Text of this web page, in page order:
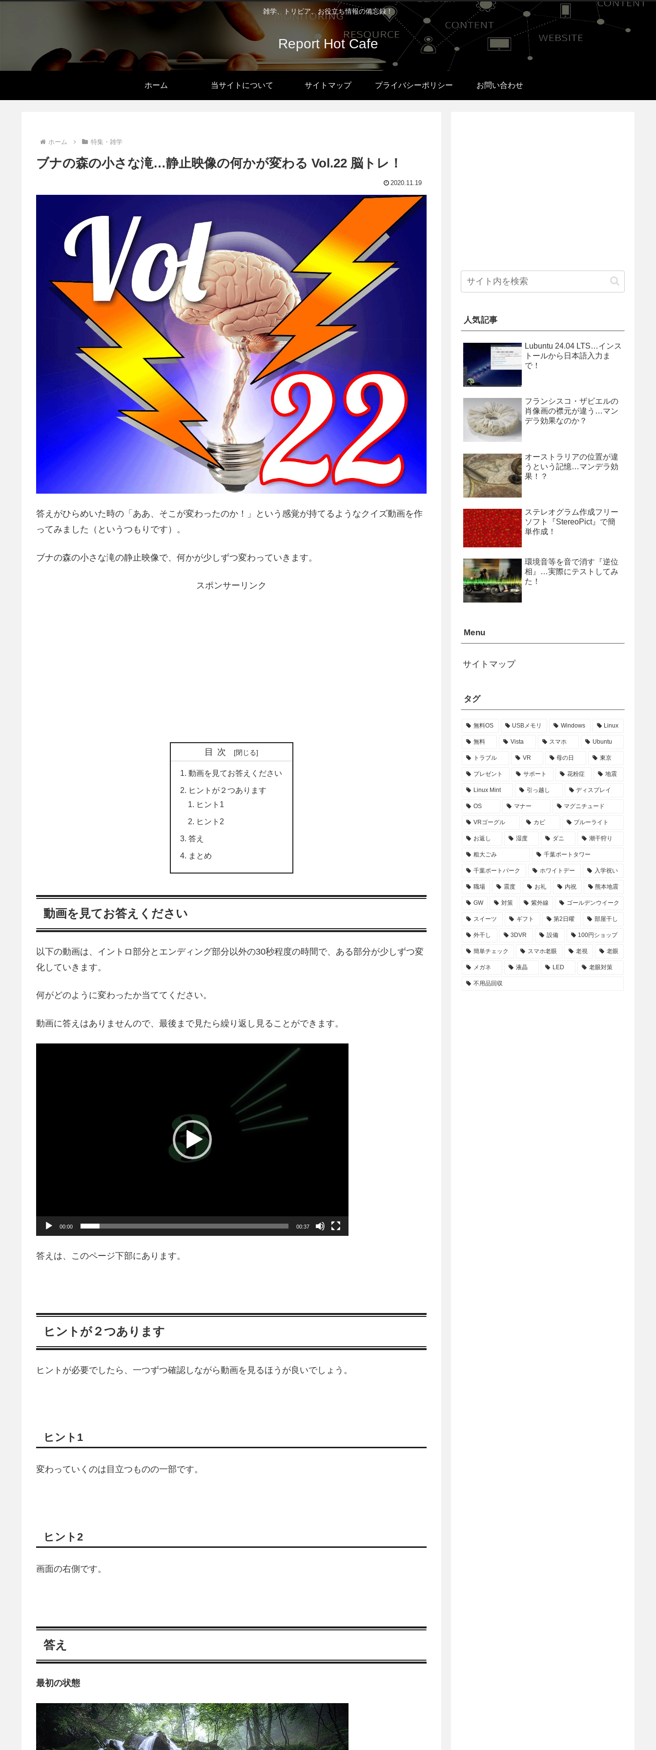
雑学、トリビア、お役立ち情報の備忘録！
Report Hot Cafe
ホーム 当サイトについて サイトマップ プライバシーポリシー お問い合わせ
ホーム 特集・雑学
ブナの森の小さな滝…静止映像の何かが変わる Vol.22 脳トレ！
2020.11.19
答えがひらめいた時の「ああ、そこが変わったのか！」という感覚が持てるようなクイズ動画を作
ってみました（というつもりです）。
ブナの森の小さな滝の静止映像で、何かが少しずつ変わっていきます。
スポンサーリンク
目次
動画を見てお答えください
ヒントが２つあります
ヒント1
ヒント2
答え
まとめ
動画を見てお答えください
以下の動画は、イントロ部分とエンディング部分以外の30秒程度の時間で、ある部分が少しずつ変
化していきます。
何がどのように変わったか当ててください。
動画に答えはありませんので、最後まで見たら繰り返し見ることができます。
00:00 00:37
答えは、このページ下部にあります。
ヒントが２つあります
ヒントが必要でしたら、一つずつ確認しながら動画を見るほうが良いでしょう。
ヒント1
変わっていくのは目立つものの一部です。
ヒント2
画面の右側です。
答え
最初の状態
人気記事
Lubuntu 24.04 LTS…インス
トールから日本語入力ま
で！
フランシスコ・ザビエルの
肖像画の襟元が違う…マン
デラ効果なのか？
オーストラリアの位置が違
うという記憶…マンデラ効
果！？
ステレオグラム作成フリー
ソフト『StereoPict』で簡
単作成！
環境音等を音で消す『逆位
相』…実際にテストしてみ
た！
Menu
サイトマップ
タグ
無料OS USBメモリ Windows Linux
無料 Vista スマホ Ubuntu
トラブル VR 母の日 東京
プレゼント サポート 花粉症 地震
Linux Mint 引っ越し ディスプレイ
OS マナー マグニチュード
VRゴーグル カビ ブルーライト
お返し 湿度 ダニ 潮干狩り
粗大ごみ 千葉ポートタワー
千葉ポートパーク ホワイトデー 入学祝い
職場 震度 お礼 内祝 熊本地震
GW 対策 紫外線 ゴールデンウイーク
スイーツ ギフト 第2日曜 部屋干し
外干し 3DVR 設備 100円ショップ
簡単チェック スマホ老眼 老視 老眼
メガネ 液晶 LED 老眼対策
不用品回収